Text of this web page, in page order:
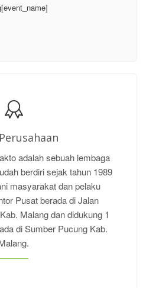
adalah sebuah lembaga
berdiri sejak tahun 1989
masyarakat dan pelaku
Pusat berada di Jalan
Malang dan didukung 1
di Sumber Pucung Kab.